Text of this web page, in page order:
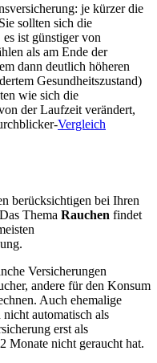
je kürzer die
sollten sich die
ist günstiger von
als am Ende der
dann deutlich höheren
Gesundheitszustand)
wie sich die
der Laufzeit verändert,
Vergleich
berücksichtigen bei Ihren
Thema Rauchen findet
Versicherungen
andere für den Konsum
Auch ehemalige
automatisch als
erst als
Monate nicht geraucht hat.